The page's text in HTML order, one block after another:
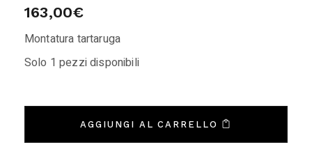
163,00€
Montatura tartaruga
Solo 1 pezzi disponibili
AGGIUNGI AL CARRELLO